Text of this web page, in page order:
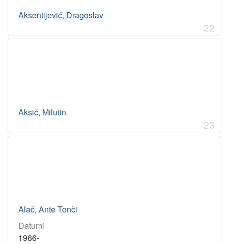
Aksentijević, Dragoslav
22
Aksić, Milutin
23
Alač, Ante Tonči
Datumi
1966-